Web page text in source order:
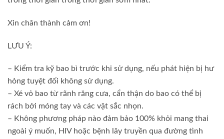
Xin chân thành cảm ơn!
️LƯU Ý:
– Kiểm tra kỹ bao bì trước khi sử dụng, nếu phát hiện bị hư
hỏng tuyệt đối không sử dụng.
– Xé vỏ bao từ rãnh răng cưa, cẩn thận do bao có thể bị
rách bởi móng tay và các vật sắc nhọn.
– Không phương pháp nào đảm bảo 100% khỏi mang thai
ngoài ý muốn, HIV hoặc bệnh lây truyền qua đường tình